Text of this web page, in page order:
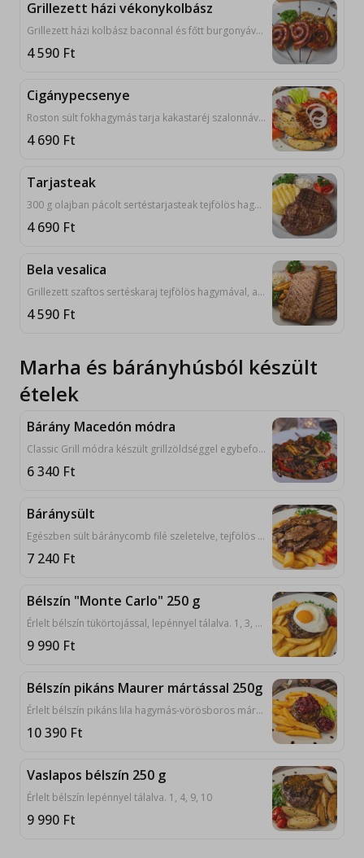
Grillezett házi vékonykolbász
Grillezett házi kolbász baconnal és főtt burgonyával forgatottsült savanyú káposztával. 1, 3
4 590 Ft
Cigánypecsenye
Roston sült fokhagymás tarja kakastaréj szalonnával. 9, 10
4 690 Ft
Tarjasteak
300 g olajban pácolt sertéstarjasteak tejfölös hagymával, ajvárral, lepénnyel tálalva. 9, 10
4 690 Ft
Bela vesalica
Grillezett szaftos sertéskaraj tejfölös hagymával, ajvárral, lepénnyel tálalva. 9, 10
4 590 Ft
Marha és bárányhúsból készült
ételek
Bárány Macedón módra
Classic Grill módra készült grillzöldséggel egybeforgatott szaftos báránysült falatok párolt jázminrizzsel, lepénnyel tálalva. 1, 6, 9, 10
6 340 Ft
Báránysült
Egészben sült báránycomb filé szeletelve, tejfölös hagymával, ajvárral, lepénnyel tálalva. 9, 10
7 240 Ft
Bélszín "Monte Carlo" 250 g
Érlelt bélszín tükörtojással, lepénnyel tálalva. 1, 3, 4, 9, 10
9 990 Ft
Bélszín pikáns Maurer mártással 250g
Érlelt bélszín pikáns lila hagymás-vörösboros mártással, lepénnyel tálalva. 1, 4, 9, 10
10 390 Ft
Vaslapos bélszín 250 g
Érlelt bélszín lepénnyel tálalva. 1, 4, 9, 10
9 990 Ft